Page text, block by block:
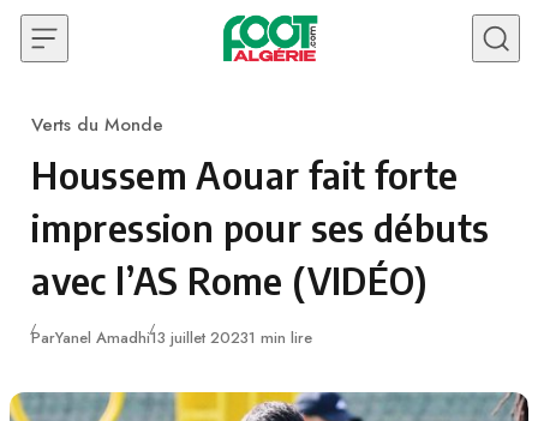
Skip to content
Category
Verts du Monde
Houssem Aouar fait forte
impression pour ses débuts
avec l’AS Rome (VIDÉO)
ParYanel AmadhiPublié
13 juillet 20231 min lire